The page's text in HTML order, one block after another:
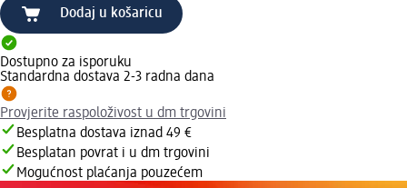
Dodaj u košaricu
Dostupno za isporuku
Standardna dostava 2-3 radna dana
Provjerite raspoloživost u dm trgovini
Besplatna dostava iznad 49 €
Besplatan povrat i u dm trgovini
Mogućnost plaćanja pouzećem